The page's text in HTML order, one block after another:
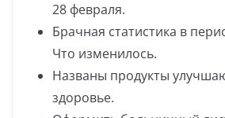
28 февраля.
Брачная статистика в
Что изменилось.
Названы продукты
здоровье.